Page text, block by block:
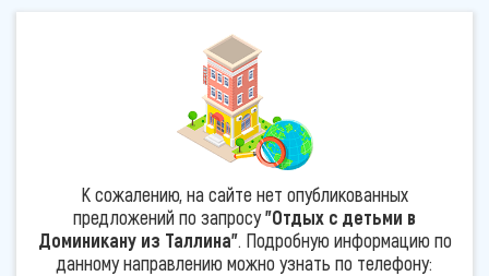
К сожалению, на сайте нет опубликованных
предложений по запросу"Отдых с детьми в
Доминикану из Таллина". Подробную информацию по
данному направлению можно узнать по телефону: